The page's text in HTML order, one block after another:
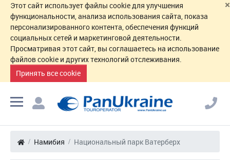
×
Этот сайт использует файлы cookie для улучшения
функциональности, анализа использования сайта, показа
персонализированного контента, обеспечения функций
социальных сетей и маркетинговой деятельности.
Просматривая этот сайт, вы соглашаетесь на использование
файлов cookie и других технологий отслеживания.
Принять все cookie
Намибия Национальный парк Ватерберх